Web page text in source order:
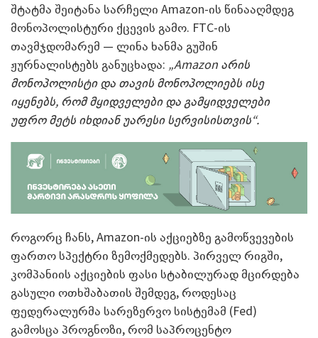
შტატმა შეიტანა სარჩელი Amazon-ის წინააღმდეგ
მონოპოლისტური ქცევის გამო. FTC-ის
თავმჯდომარემ — ლინა ხანმა გუშინ
ჟურნალისტებს განუცხადა: „Amazon არის
მონოპოლისტი და თავის მონოპოლიებს ისე
იყენებს, რომ მყიდველები და გამყიდველები
უფრო მეტს იხდიან უარესი სერვისისთვის“.
როგორც ჩანს, Amazon-ის აქციებზე გამოწვევების
ფართო სპექტრი ზემოქმედებს. პირველ რიგში,
კომპანიის აქციების ფასი სტაბილურად მცირდება
გასული ოთხშაბათის შემდეგ, როდესაც
ფედერალურმა სარეზერვო სისტემამ (Fed)
გამოსცა პროგნოზი, რომ საპროცენტო